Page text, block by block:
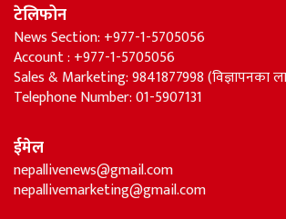
टेलिफोन
News Section: +977-1-5705056
Account : +977-1-5705056
Sales & Marketing: 9841877998 (विज्ञापनका
Telephone Number: 01-5907131
ईमेल
nepallivenews@gmail.com
nepallivemarketing@gmail.com